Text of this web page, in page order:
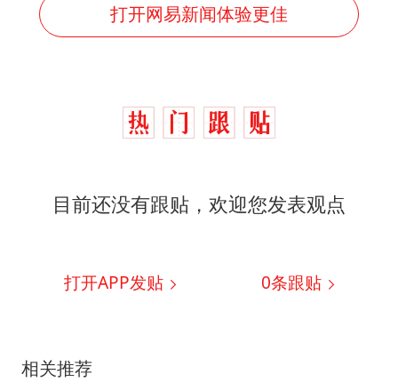
打开网易新闻体验更佳
目前还没有跟贴，欢迎您发表观点
打开APP发贴 0条跟贴
相关推荐